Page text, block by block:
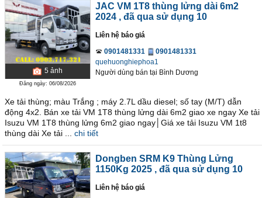
5 ảnh
Đăng ngày: 06/08/2026
JAC VM 1T8 thùng lửng dài 6m2
2024 , đã qua sử dụng 10
Liên hệ báo giá
0901481331
0901481331
quehuonghiephoa1
Người dùng bán tại Bình Dương
Xe tải thùng; màu Trắng ; máy 2.7L dầu diesel; số tay (M/T) dẫn
động 4x2. Bán xe tải VM 1T8 thùng lửng dài 6m2 giao xe ngay Xe tải
Isuzu VM 1T8 thùng lửng 6m2 giao ngay│Giá xe tải Isuzu VM 1t8
thùng dài Xe tải ...
chi tiết
Dongben SRM K9 Thùng Lửng
1150Kg 2025 , đã qua sử dụng 10
Liên hệ báo giá